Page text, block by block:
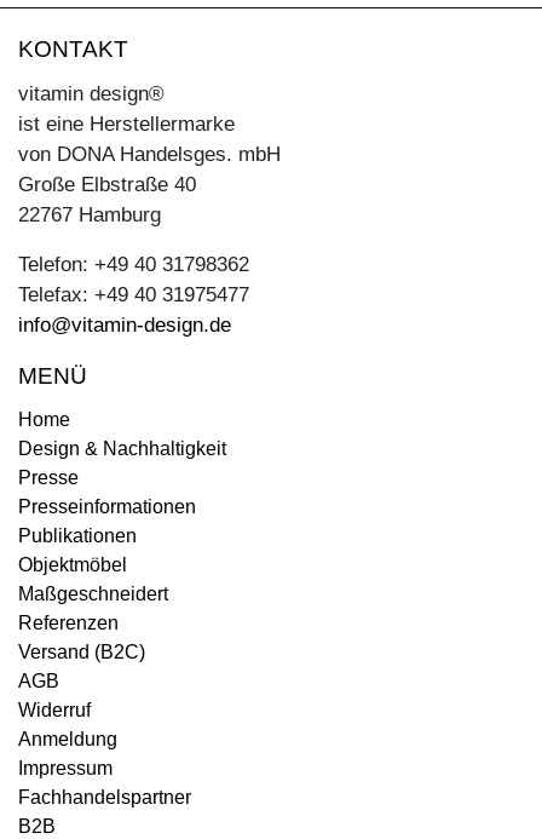
KONTAKT
vitamin design®
ist eine Herstellermarke
von DONA Handelsges. mbH
Große Elbstraße 40
22767 Hamburg
Telefon: +49 40 31798362
Telefax: +49 40 31975477
info@vitamin-design.de
MENÜ
Home
Design & Nachhaltigkeit
Presse
Presseinformationen
Publikationen
Objektmöbel
Maßgeschneidert
Referenzen
Versand (B2C)
AGB
Widerruf
Anmeldung
Impressum
Fachhandelspartner
B2B